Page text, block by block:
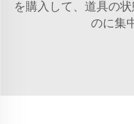
を購入して、道具の
のに集